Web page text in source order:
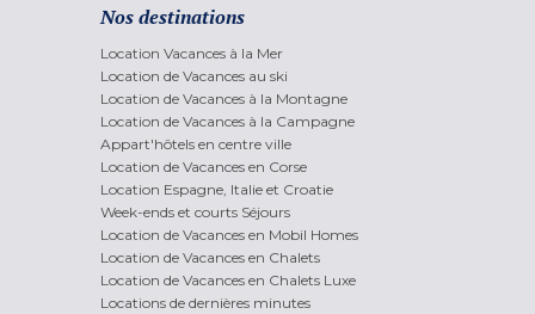
Nos destinations
Location Vacances à la Mer
Location de Vacances au ski
Location de Vacances à la Montagne
Location de Vacances à la Campagne
Appart'hôtels en centre ville
Location de Vacances en Corse
Location Espagne, Italie et Croatie
Week-ends et courts Séjours
Location de Vacances en Mobil Homes
Location de Vacances en Chalets
Location de Vacances en Chalets Luxe
Locations de dernières minutes